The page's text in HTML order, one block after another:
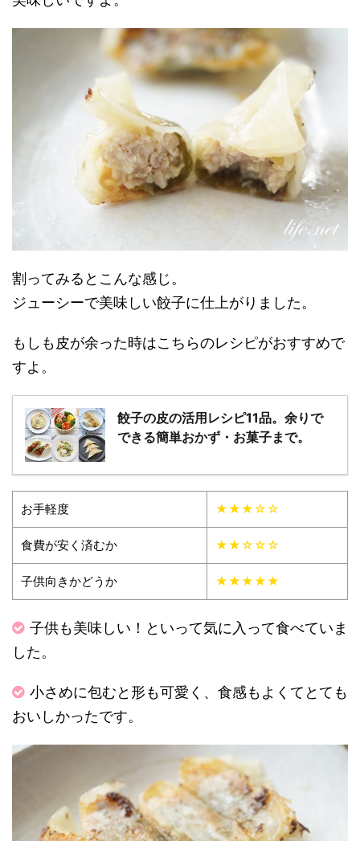
割ってみるとこんな感じ。
ジューシーで美味しい餃子に仕上がりました。
もしも皮が余った時はこちらのレシピがおすすめで
すよ。
餃子の皮の活用レシピ11品。余りで
できる簡単おかず・お菓子まで。
お手軽度 ★★★☆☆
食費が安く済むか ★★☆☆☆
子供向きかどうか ★★★★★
子供も美味しい！といって気に入って食べていま
した。
小さめに包むと形も可愛く、食感もよくてとても
おいしかったです。